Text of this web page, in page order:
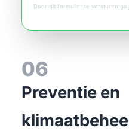
Door dit formulier te versturen ga
06
Preventie en